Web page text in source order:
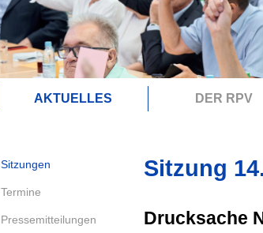
AKTUELLES DER RPV
Sitzungen
Termine
Pressemitteilungen
Sitzung
Drucksache